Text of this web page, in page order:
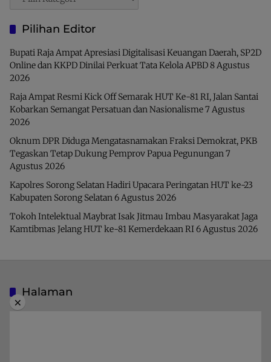
Pilihan Editor
Bupati Raja Ampat Apresiasi Digitalisasi Keuangan Daerah, SP2D
Online dan KKPD Dinilai Perkuat Tata Kelola APBD8 Agustus
2026
Raja Ampat Resmi Kick Off Semarak HUT Ke-81 RI, Jalan Santai
Kobarkan Semangat Persatuan dan Nasionalisme7 Agustus
2026
Oknum DPR Diduga Mengatasnamakan Fraksi Demokrat, PKB
Tegaskan Tetap Dukung Pemprov Papua Pegunungan7
Agustus 2026
Kapolres Sorong Selatan Hadiri Upacara Peringatan HUT ke-23
Kabupaten Sorong Selatan6 Agustus 2026
Tokoh Intelektual Maybrat Isak Jitmau Imbau Masyarakat Jaga
Kamtibmas Jelang HUT ke-81 Kemerdekaan RI6 Agustus 2026
Halaman
×